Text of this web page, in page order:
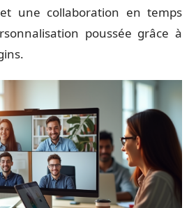
une collaboration en temps
poussée grâce à